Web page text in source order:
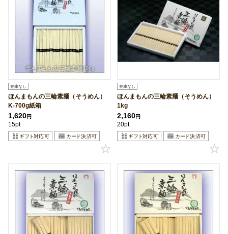
在庫なし
ほんまもんの三輪素麺（そうめん）
K-700g紙箱
1,620円
15pt
在庫なし
ほんまもんの三輪素麺（そうめん）
1kg
2,160円
20pt